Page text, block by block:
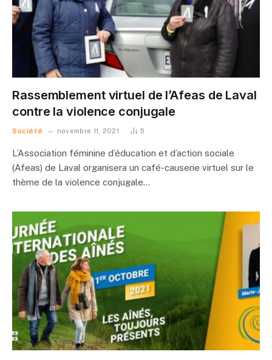
Rassemblement virtuel de l’Afeas de Laval
contre la violence conjugale
Société novembre 11, 2021 5
L’Association féminine d’éducation et d’action sociale
(Afeas) de Laval organisera un café-causerie virtuel sur le
thème de la violence conjugale…